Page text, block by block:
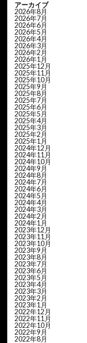
アーカイブ
2026年8月
2026年7月
2026年6月
2026年5月
2026年4月
2026年3月
2026年2月
2026年1月
2025年12月
2025年11月
2025年10月
2025年9月
2025年8月
2025年7月
2025年6月
2025年5月
2025年4月
2025年3月
2025年2月
2025年1月
2024年12月
2024年11月
2024年10月
2024年9月
2024年8月
2024年7月
2024年6月
2024年5月
2024年4月
2024年3月
2024年2月
2024年1月
2023年12月
2023年11月
2023年10月
2023年9月
2023年8月
2023年7月
2023年6月
2023年5月
2023年4月
2023年3月
2023年2月
2023年1月
2022年12月
2022年11月
2022年10月
2022年9月
2022年8月